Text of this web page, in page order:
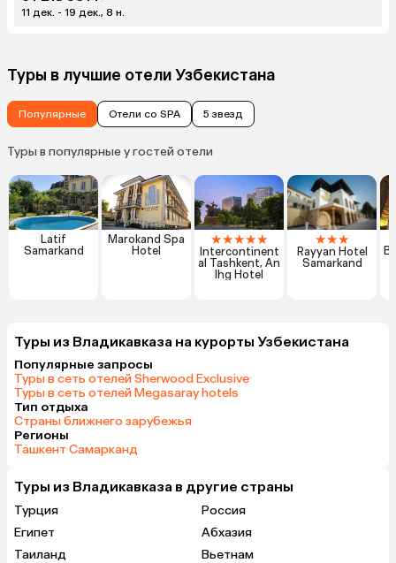
11 дек. - 19 дек., 8 н.
Туры в лучшие отели Узбекистана
Популярные Отели со SPA 5 звезд
Туры в популярные у гостей отели
Latif
Samarkand
Marokand Spa
Hotel
★★★★★
Intercontinent
al Tashkent, An
Ihg Hotel
★★★
Rayyan Hotel
Samarkand
Туры из Владикавказа на курорты Узбекистана
Популярные запросы
Туры в сеть отелей Sherwood Exclusive·
Туры в сеть отелей Megasaray hotels
Тип отдыха
Страны ближнего зарубежья
Регионы
Ташкент·Самарканд
Туры из Владикавказа в другие страны
Турция
Россия
Египет
Абхазия
Таиланд
Вьетнам